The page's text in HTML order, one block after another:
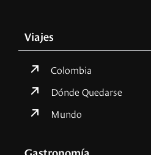
Viajes
Colombia
Dónde Quedarse
Mundo
Gastronomía